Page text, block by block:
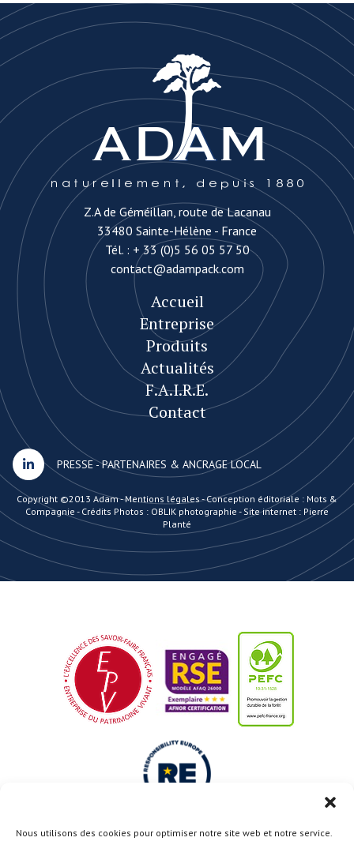
Nous utilisons des cookies pour optimiser notre site web et notre service.
Z.A de Géméillan, route de Lacanau
33480 Sainte-Hélène - France
Tél. : + 33 (0)5 56 05 57 50
contact@adampack.com
Accueil
Entreprise
Produits
Actualités
F.A.I.R.E.
Contact
PRESSE-PARTENAIRES & ANCRAGE LOCAL
Copyright ©2013 Adam -Mentions légales-Conception éditoriale : Mots &
Compagnie - Crédits Photos : OBLIK photographie - Site internet : Pierre
Planté